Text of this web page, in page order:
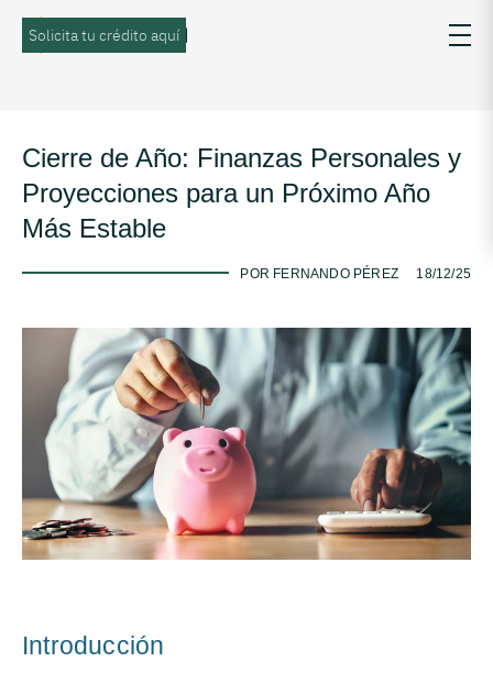
Solicita tu crédito aquí
Cierre de Año: Finanzas Personales y
Proyecciones para un Próximo Año
Más Estable
-
POR FERNANDO PÉREZ 18/12/25
Introducción